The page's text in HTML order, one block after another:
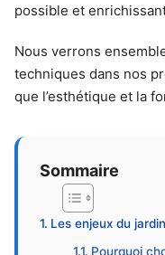
possible et
Nous verrons
techniques dans nos
que l’esthétique et la
Sommaire
Les enjeux du
Pourquoi